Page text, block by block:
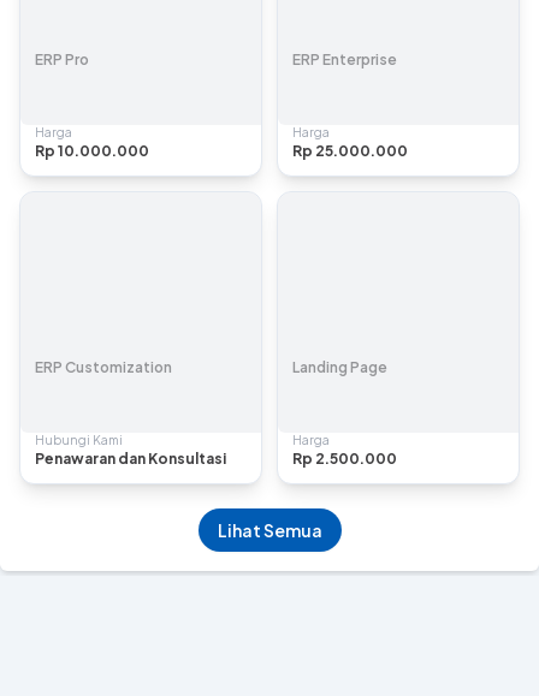
ERP Pro
Harga
Rp 10.000.000
ERP Enterprise
Harga
Rp 25.000.000
ERP Customization
Hubungi Kami
Penawaran dan Konsultasi
Landing Page
Harga
Rp 2.500.000
Lihat Semua